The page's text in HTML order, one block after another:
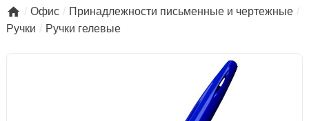
 Офис
Принадлежности письменные и чертежные
Ручки
Ручки гелевые